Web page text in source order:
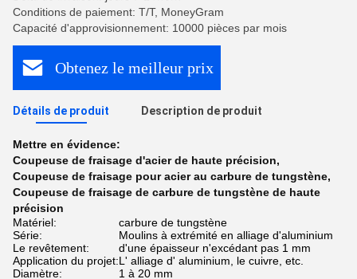
Conditions de paiement: T/T, MoneyGram
Capacité d'approvisionnement: 10000 pièces par mois
Obtenez le meilleur prix
Détails de produit Description de produit
Mettre en évidence:
Coupeuse de fraisage d'acier de haute précision,
Coupeuse de fraisage pour acier au carbure de tungstène,
Coupeuse de fraisage de carbure de tungstène de haute
précision
Matériel:
carbure de tungstène
Série:
Moulins à extrémité en alliage d'aluminium
Le revêtement:
d'une épaisseur n'excédant pas 1 mm
Application du projet:L' alliage d' aluminium, le cuivre, etc.
Diamètre:
1 à 20 mm